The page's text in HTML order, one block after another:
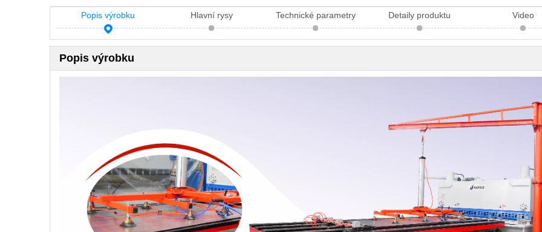
Popis výrobku Hlavní rysy Technické parametry Detaily produktu Video
Popis výrobku